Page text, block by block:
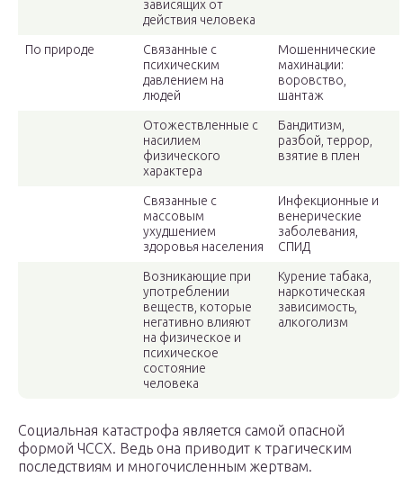
зависящих от
действия человека
По природе
Связанные с
психическим
давлением на
людей
Мошеннические
махинации:
воровство,
шантаж
Отожествленные с
насилием
физического
характера
Бандитизм,
разбой, террор,
взятие в плен
Связанные с
массовым
ухудшением
здоровья населения
Инфекционные и
венерические
заболевания,
СПИД
Возникающие при
употреблении
веществ, которые
негативно влияют
на физическое и
психическое
состояние
человека
Курение табака,
наркотическая
зависимость,
алкоголизм
Социальная катастрофа является самой опасной
формой ЧССХ. Ведь она приводит к трагическим
последствиям и многочисленным жертвам.